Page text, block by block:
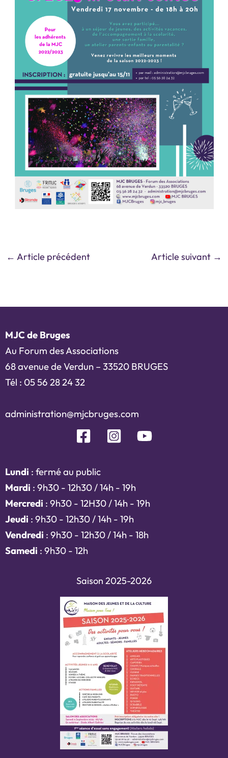
← Article précédent Article suivant →
MJC de Bruges
Au Forum des Associations
68 avenue de Verdun – 33520 BRUGES
Tél : 05 56 28 24 32
administration@mjcbruges.com
Lundi : fermé au public
Mardi : 9h30 - 12h30 / 14h - 19h
Mercredi : 9h30 - 12H30 / 14h - 19h
Jeudi : 9h30 - 12h30 / 14h - 19h
Vendredi : 9h30 - 12h30 / 14h - 18h
Samedi : 9h30 - 12h
Saison 2025-2026